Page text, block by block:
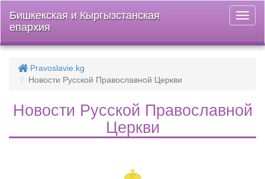
меню
Бишкекская и Кыргызстанская
епархия
Pravoslavie.kg
Новости Русской Православной Церкви
Новости Русской Православной
Церкви